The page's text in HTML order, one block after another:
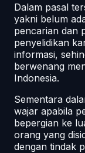
Dalam pasal
yakni belum
pencarian dan
penyelidikan
informasi,
berwenang
Indonesia.
Sementara
wajar apabila
bepergian ke
orang yang
dengan tindak